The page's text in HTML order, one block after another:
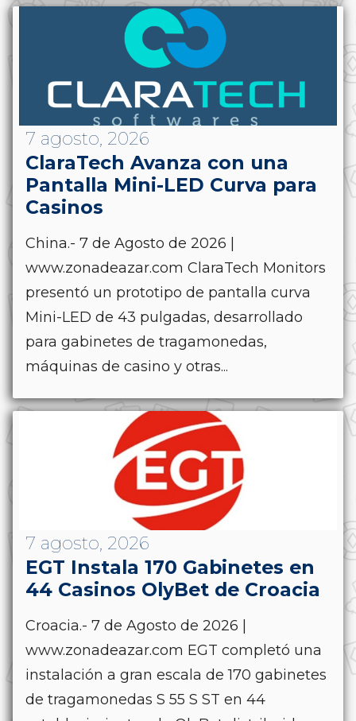
7 agosto, 2026
ClaraTech Avanza con una
Pantalla Mini-LED Curva para
Casinos
China.- 7 de Agosto de 2026 |
www.zonadeazar.com ClaraTech Monitors
presentó un prototipo de pantalla curva
Mini-LED de 43 pulgadas, desarrollado
para gabinetes de tragamonedas,
máquinas de casino y otras...
7 agosto, 2026
EGT Instala 170 Gabinetes en
44 Casinos OlyBet de Croacia
Croacia.- 7 de Agosto de 2026 |
www.zonadeazar.com EGT completó una
instalación a gran escala de 170 gabinetes
de tragamonedas S 55 S ST en 44